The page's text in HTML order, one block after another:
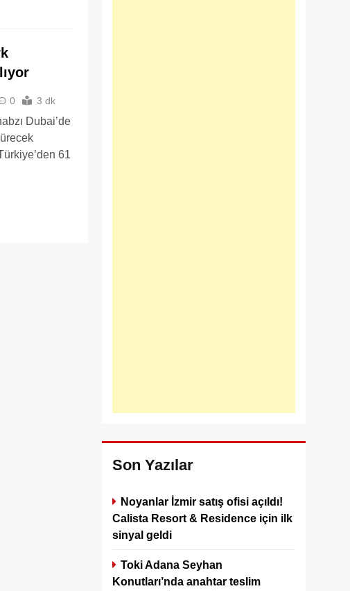
0 3 dk
Dubai’de
61
Son Yazılar
Noyanlar İzmir satış ofisi açıldı!
Calista Resort & Residence için ilk
sinyal geldi
Toki Adana Seyhan
Konutları’nda anahtar teslim